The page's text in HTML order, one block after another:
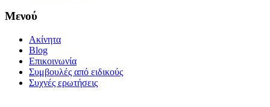
Μενού
Ακίνητα
Blog
Επικοινωνία
Συμβουλές από ειδικούς
Συχνές ερωτήσεις